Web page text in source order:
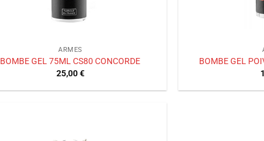
ARMES
BOMBE GEL 75ML CS80 CONCORDE
25,00€
BOMBE GEL